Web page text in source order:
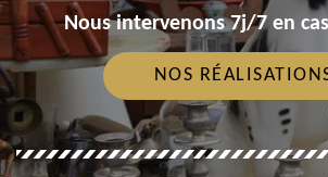
Nous intervenons 7j/7 en
NOS